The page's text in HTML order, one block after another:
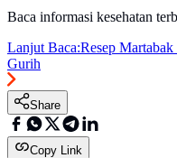
Baca informasi kesehatan
Lanjut Baca:Resep
Gurih
Share
Copy Link